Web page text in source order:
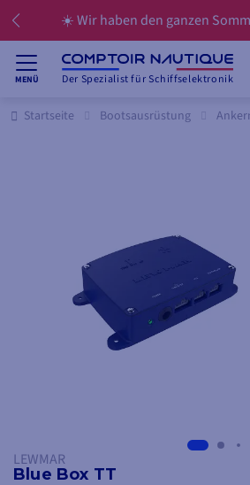
☀️ Wir haben den ganzen
MENÜ Der Spezialist für Schiffselektronik
Startseite Bootsausrüstung
LEWMAR
Blue Box TT